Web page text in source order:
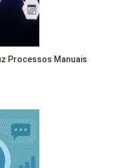
Processos Manuais